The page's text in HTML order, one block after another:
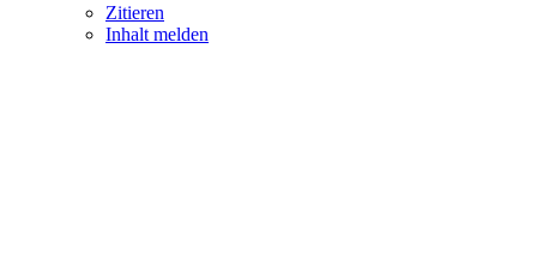
Zitieren
Inhalt melden